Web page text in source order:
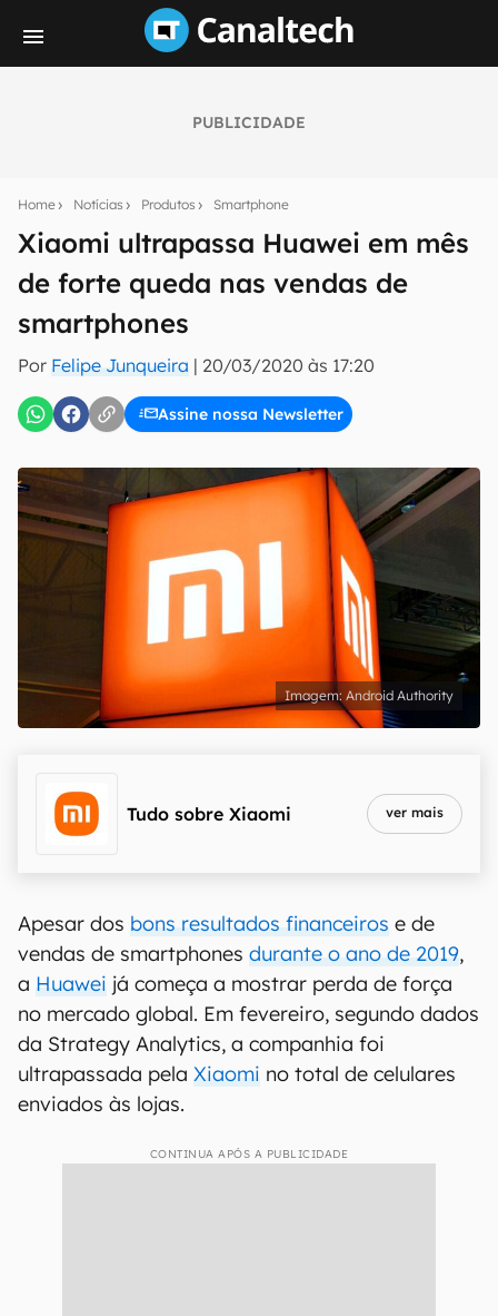
PUBLICIDADE
Home Notícias Produtos Smartphone
Xiaomi ultrapassa Huawei em mês
de forte queda nas vendas de
smartphones
Por Felipe Junqueira | 20/03/2020 às 17:20
Assine nossa Newsletter
notícias e reviews sobre tecnologia em primeira
E-mail
inscreva-se
Uso e Política de Privacidade do Canaltech.
Android Authority
Tudo sobre Xiaomi ver mais
Apesar dos bons resultados financeiros e de
vendas de smartphones durante o ano de 2019,
a Huawei já começa a mostrar perda de força
no mercado global. Em fevereiro, segundo dados
da Strategy Analytics, a companhia foi
ultrapassada pela Xiaomi no total de celulares
enviados às lojas.
CONTINUA APÓS A PUBLICIDADE